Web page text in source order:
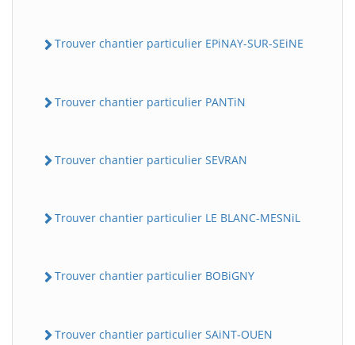
Trouver chantier particulier EPiNAY-SUR-SEiNE
Trouver chantier particulier PANTiN
Trouver chantier particulier SEVRAN
Trouver chantier particulier LE BLANC-MESNiL
Trouver chantier particulier BOBiGNY
Trouver chantier particulier SAiNT-OUEN